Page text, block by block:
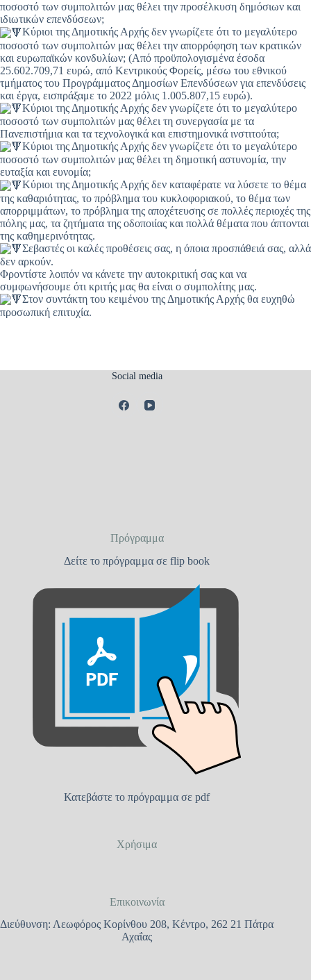
ποσοστό των συμπολιτών μας θέλει την προσέλκυση δημόσιων και
ιδιωτικών επενδύσεων;
Κύριοι της Δημοτικής Αρχής δεν γνωρίζετε ότι το μεγαλύτερο
ποσοστό των συμπολιτών μας θέλει την απορρόφηση των κρατικών
και ευρωπαϊκών κονδυλίων; (Από προϋπολογισμένα έσοδα
25.602.709,71 ευρώ, από Κεντρικούς Φορείς, μέσω του εθνικού
τμήματος του Προγράμματος Δημοσίων Επενδύσεων για επενδύσεις
και έργα, εισπράξαμε το 2022 μόλις 1.005.807,15 ευρώ).
Κύριοι της Δημοτικής Αρχής δεν γνωρίζετε ότι το μεγαλύτερο
ποσοστό των συμπολιτών μας θέλει τη συνεργασία με τα
Πανεπιστήμια και τα τεχνολογικά και επιστημονικά ινστιτούτα;
Κύριοι της Δημοτικής Αρχής δεν γνωρίζετε ότι το μεγαλύτερο
ποσοστό των συμπολιτών μας θέλει τη δημοτική αστυνομία, την
ευταξία και ευνομία;
Κύριοι της Δημοτικής Αρχής δεν καταφέρατε να λύσετε το θέμα
της καθαριότητας, το πρόβλημα του κυκλοφοριακού, το θέμα των
απορριμμάτων, το πρόβλημα της αποχέτευσης σε πολλές περιοχές της
πόλης μας, τα ζητήματα της οδοποιίας και πολλά θέματα που άπτονται
της καθημερινότητας.
Σεβαστές οι καλές προθέσεις σας, η όποια προσπάθειά σας, αλλά
δεν αρκούν.
Φροντίστε λοιπόν να κάνετε την αυτοκριτική σας και να
συμφωνήσουμε ότι κριτής μας θα είναι ο συμπολίτης μας.
Στον συντάκτη του κειμένου της Δημοτικής Αρχής θα ευχηθώ
προσωπική επιτυχία.
Social media
Πρόγραμμα
Δείτε το πρόγραμμα σε flip book
Κατεβάστε το πρόγραμμα σε pdf
Χρήσιμα
Επικοινωνία
Διεύθυνση: Λεωφόρος Κορίνθου 208, Κέντρο, 262 21 Πάτρα
Αχαΐας